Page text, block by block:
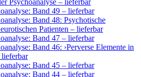
Band 49 – lieferbar
Band 48: Psychotische
Patienten – lieferbar
Band 47 – lieferbar
Band 46: ›Perverse Elemente in
lieferbar
Band 45 – lieferbar
Band 44 – lieferbar